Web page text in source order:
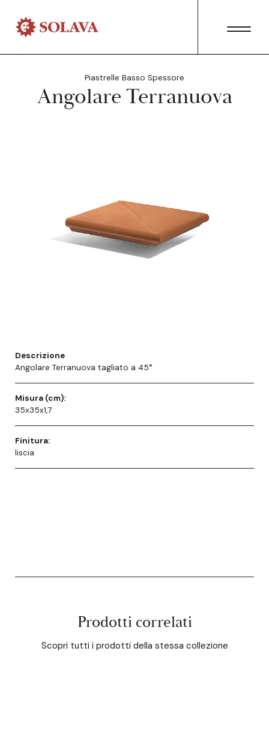
Piastrelle Basso Spessore
Angolare Terranuova
Descrizione
Angolare Terranuova tagliato a 45°
Misura (cm):
35x35x1,7
Finitura:
liscia
Prodotti correlati
Scopri tutti i prodotti della stessa collezione